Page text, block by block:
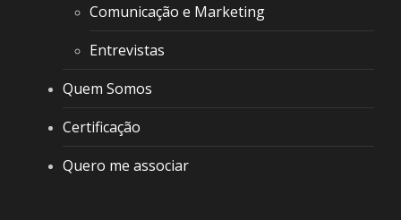
Comunicação e Marketing
Entrevistas
Quem Somos
Certificação
Quero me associar